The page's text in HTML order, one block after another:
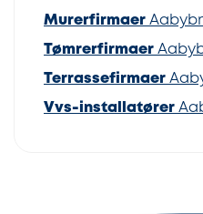
Murerfirmaer
Tømrerfirmaer
Terrassefirmaer
Vvs-installatører